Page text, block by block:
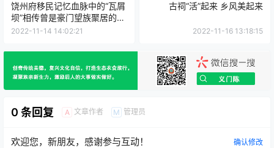
饶州府移民记忆血脉中的“瓦屑
坝”相传曾是豪门望族聚居的圣
地
2022-11-14 14:02:21
古祠“活”起来 乡风美起来
2022-11-16 13:18:15
0 条回复 A 文章作者 M 管理员
欢迎您，新朋友，感谢参与互动！ 确认修改